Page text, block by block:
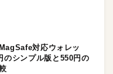
対応ウォレッ
のシンプル版と550円の